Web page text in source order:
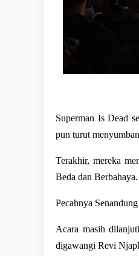
Superman Is Dead
pun turut
Terakhir, mereka
Beda dan Berbahaya.
Pecahnya
Acara masih
digawangi Revi